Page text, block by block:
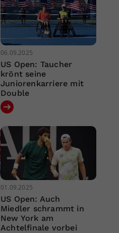
06.09.2025
US Open: Taucher
krönt seine
Juniorenkarriere mit
Double
01.09.2025
US Open: Auch
Miedler schrammt in
New York am
Achtelfinale vorbei